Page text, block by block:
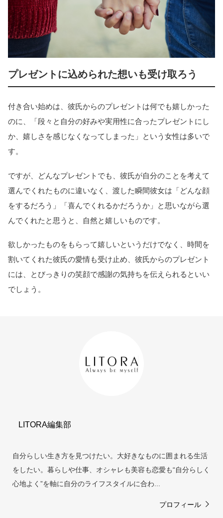
プレゼントに込められた想いも受け取ろう
付き合い始めは、彼氏からのプレゼントは何でも嬉しかった
のに、「段々と自分の好みや実用性に合ったプレゼントにし
か、嬉しさを感じなくなってしまった」という女性は多いで
す。
ですが、どんなプレゼントでも、彼氏が自分のことを考えて
選んでくれたものに違いなく、渡した瞬間彼女は「どんな顔
をするだろう」「喜んでくれるかだろうか」と思いながら選
んでくれたと思うと、自然と嬉しいものです。
欲しかったものをもらって嬉しいというだけでなく、時間を
割いてくれた彼氏の愛情も受け止め、彼氏からのプレゼント
には、とびっきりの笑顔で感謝の気持ちを伝えられるといい
でしょう。
LITORA編集部
自分らしい生き方を見つけたい。大好きなものに囲まれる生活
をしたい。暮らしや仕事、オシャレも美容も恋愛も“自分らしく
心地よく”を軸に自分のライフスタイルに合わ...
プロフィール